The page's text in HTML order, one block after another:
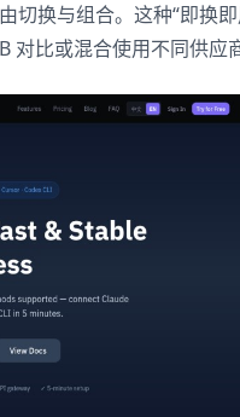
切换与组合。这种“即换
比或混合使用不同供应